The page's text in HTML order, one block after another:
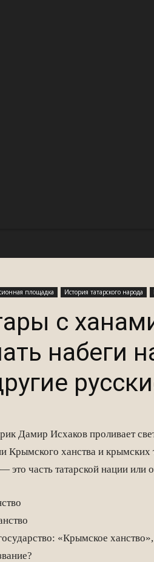
площадка История татарского народа
с
набеги
Дамир Исхаков проливает
ханства и крымских
это часть татарской нации или
«Крымское